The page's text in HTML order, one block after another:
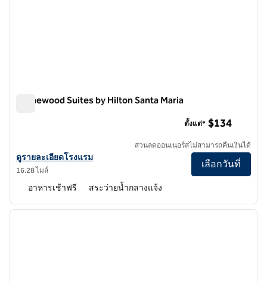
Homewood Suites by Hilton Santa Maria
ดูรายละเอียดโรงแรม Homewood Suites by Hilton Santa Maria
ดูรายละเอียดโรงแรม
16.28 ไมล์
ตั้งแต่* $134
ส่วนลดออนเนอร์สไม่สามารถคืนเงินได้
เลือกวันที่
อาหารเช้าฟรี สระว่ายน้ำกลางแจ้ง
1 จาก 12
ภาพถั